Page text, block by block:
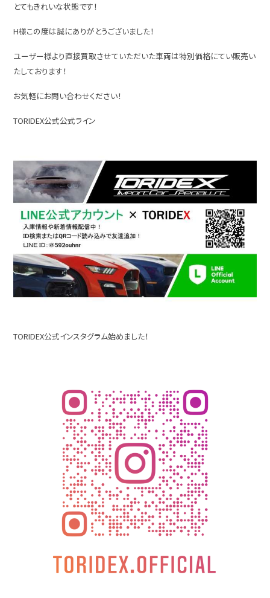
とてもきれいな状態です！
H様この度は誠にありがとうございました！
ユーザー様より直接買取させていただいた車両は特別価格にてい販売い
たしております！
お気軽にお問い合わせください！
TORIDEX公式公式ライン
TORIDEX公式インスタグラム始めました！